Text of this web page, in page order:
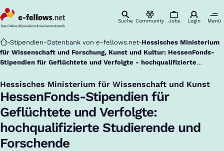
Suche Community Jobs Login Menü
Startseite
Stipendien-Datenbank von e-fellows.net Hessisches Ministerium
für Wissenschaft und Forschung, Kunst und Kultur: HessenFonds-
Stipendien für Geflüchtete und Verfolgte - hochqualifizierte
Studierende, Promovierende und Wissenschaftler:innen an
hessischen Hochschulen
Hessisches Ministerium für Wissenschaft und Kunst
:
HessenFonds-Stipendien für
Geflüchtete und Verfolgte:
hochqualifizierte Studierende und
Forschende